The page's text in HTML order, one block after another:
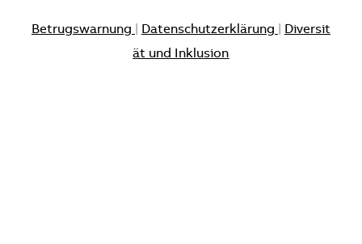
Betrugswarnung Datenschutzerklärung
Diversit
ät und Inklusion